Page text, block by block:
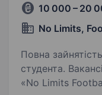
10 000 – 20
No Limits,
Повна
студента. Вакансія: SMM-менеджер в компанії
«No Limits